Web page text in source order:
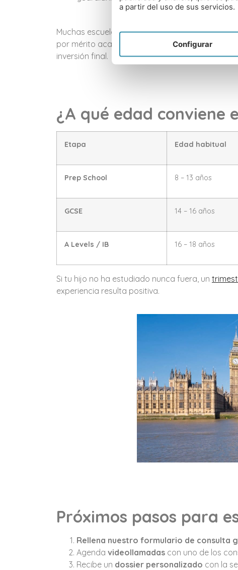
Muchas escuelas ofrecen planes de pago
por mérito académico, artístico o deportivo que
inversión final.
¿A qué edad conviene
Etapa Edad habitual
Prep School 8 – 13 años
GCSE 14 – 16 años
A Levels / IB 16 – 18 años
Si tu hijo no ha estudiado nunca fuera, un
experiencia resulta positiva.
Próximos pasos para
Rellena nuestro formulario de consulta
Agenda videollamadas con uno de los
Recibe un dossier personalizado con la
a partir del uso de sus servicios.
Configurar